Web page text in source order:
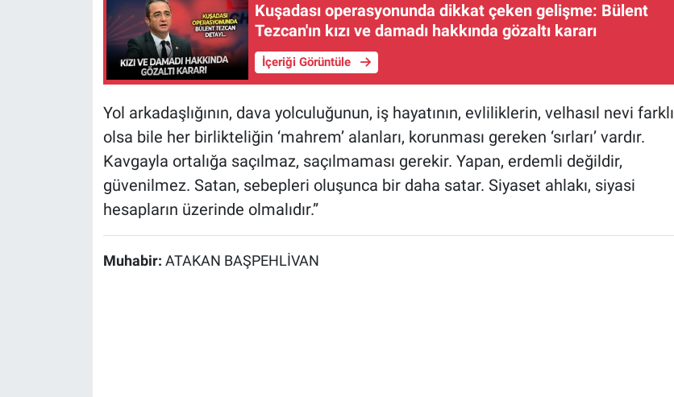
Kuşadası operasyonunda dikkat çeken gelişme: Bülent
Tezcan'ın kızı ve damadı hakkında gözaltı kararı
İçeriği Görüntüle
Yol arkadaşlığının, dava yolculuğunun, iş hayatının, evliliklerin, velhasıl nevi farklı
olsa bile her birlikteliğin ‘mahrem’ alanları, korunması gereken ‘sırları’ vardır.
Kavgayla ortalığa saçılmaz, saçılmaması gerekir. Yapan, erdemli değildir,
güvenilmez. Satan, sebepleri oluşunca bir daha satar. Siyaset ahlakı, siyasi
hesapların üzerinde olmalıdır.”
Muhabir: ATAKAN BAŞPEHLİVAN